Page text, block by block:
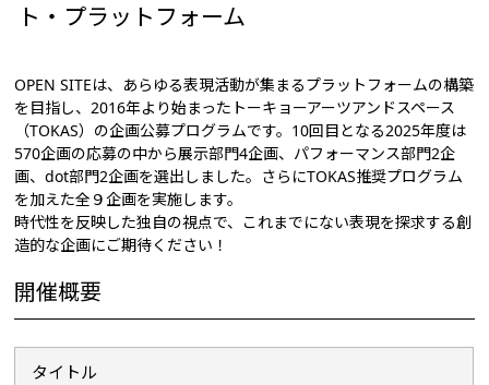
ト・プラットフォーム
OPEN SITEは、あらゆる表現活動が集まるプラットフォームの構築
を目指し、2016年より始まったトーキョーアーツアンドスペース
（TOKAS）の企画公募プログラムです。10回目となる2025年度は
570企画の応募の中から展示部門4企画、パフォーマンス部門2企
画、dot部門2企画を選出しました。さらにTOKAS推奨プログラム
を加えた全９企画を実施します。
時代性を反映した独自の視点で、これまでにない表現を探求する創
造的な企画にご期待ください！
開催概要
タイトル